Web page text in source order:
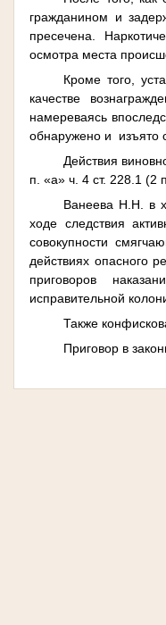
гражданином и
пресечена.
осмотра места
Кроме того,
качестве
намереваясь
обнаружено и изъято
Действия
п. «а» ч. 4 ст. 228.1 (2
Ванеева Н.Н. в
ходе следствия
совокупности
действиях опасного
приговоров
исправительной
Также
Приговор в